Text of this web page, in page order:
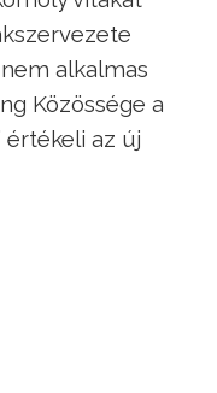
alkalmas
Közössége a
értékeli az új